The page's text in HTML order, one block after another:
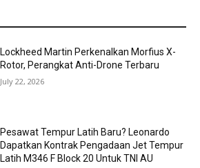
Lockheed Martin Perkenalkan Morfius X-
Rotor, Perangkat Anti-Drone Terbaru
July 22, 2026
Pesawat Tempur Latih Baru? Leonardo
Dapatkan Kontrak Pengadaan Jet Tempur
Latih M346 F Block 20 Untuk TNI AU